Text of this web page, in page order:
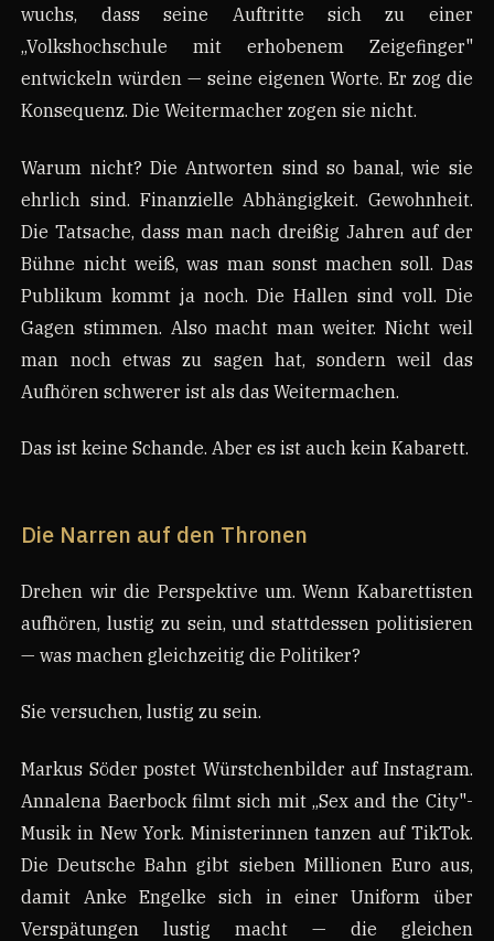
wuchs, dass seine Auftritte sich zu einer
„Volkshochschule mit erhobenem Zeigefinger"
entwickeln würden — seine eigenen Worte. Er zog die
Konsequenz. Die Weitermacher zogen sie nicht.
Warum nicht? Die Antworten sind so banal, wie sie
ehrlich sind. Finanzielle Abhängigkeit. Gewohnheit.
Die Tatsache, dass man nach dreißig Jahren auf der
Bühne nicht weiß, was man sonst machen soll. Das
Publikum kommt ja noch. Die Hallen sind voll. Die
Gagen stimmen. Also macht man weiter. Nicht weil
man noch etwas zu sagen hat, sondern weil das
Aufhören schwerer ist als das Weitermachen.
Das ist keine Schande. Aber es ist auch kein Kabarett.
Die Narren auf den Thronen
Drehen wir die Perspektive um. Wenn Kabarettisten
aufhören, lustig zu sein, und stattdessen politisieren
— was machen gleichzeitig die Politiker?
Sie versuchen, lustig zu sein.
Markus Söder postet Würstchenbilder auf Instagram.
Annalena Baerbock filmt sich mit „Sex and the City"-
Musik in New York. Ministerinnen tanzen auf TikTok.
Die Deutsche Bahn gibt sieben Millionen Euro aus,
damit Anke Engelke sich in einer Uniform über
Verspätungen lustig macht — die gleichen